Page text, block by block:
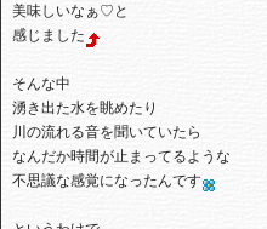
⁡美味しいなぁ♡と⁡
⁡感じました
⁡そんな中⁡
⁡湧き出た水を眺めたり⁡
⁡川の流れる音を聞いていたら⁡
⁡なんだか時間が止まってるような⁡
⁡不思議な感覚になったんです